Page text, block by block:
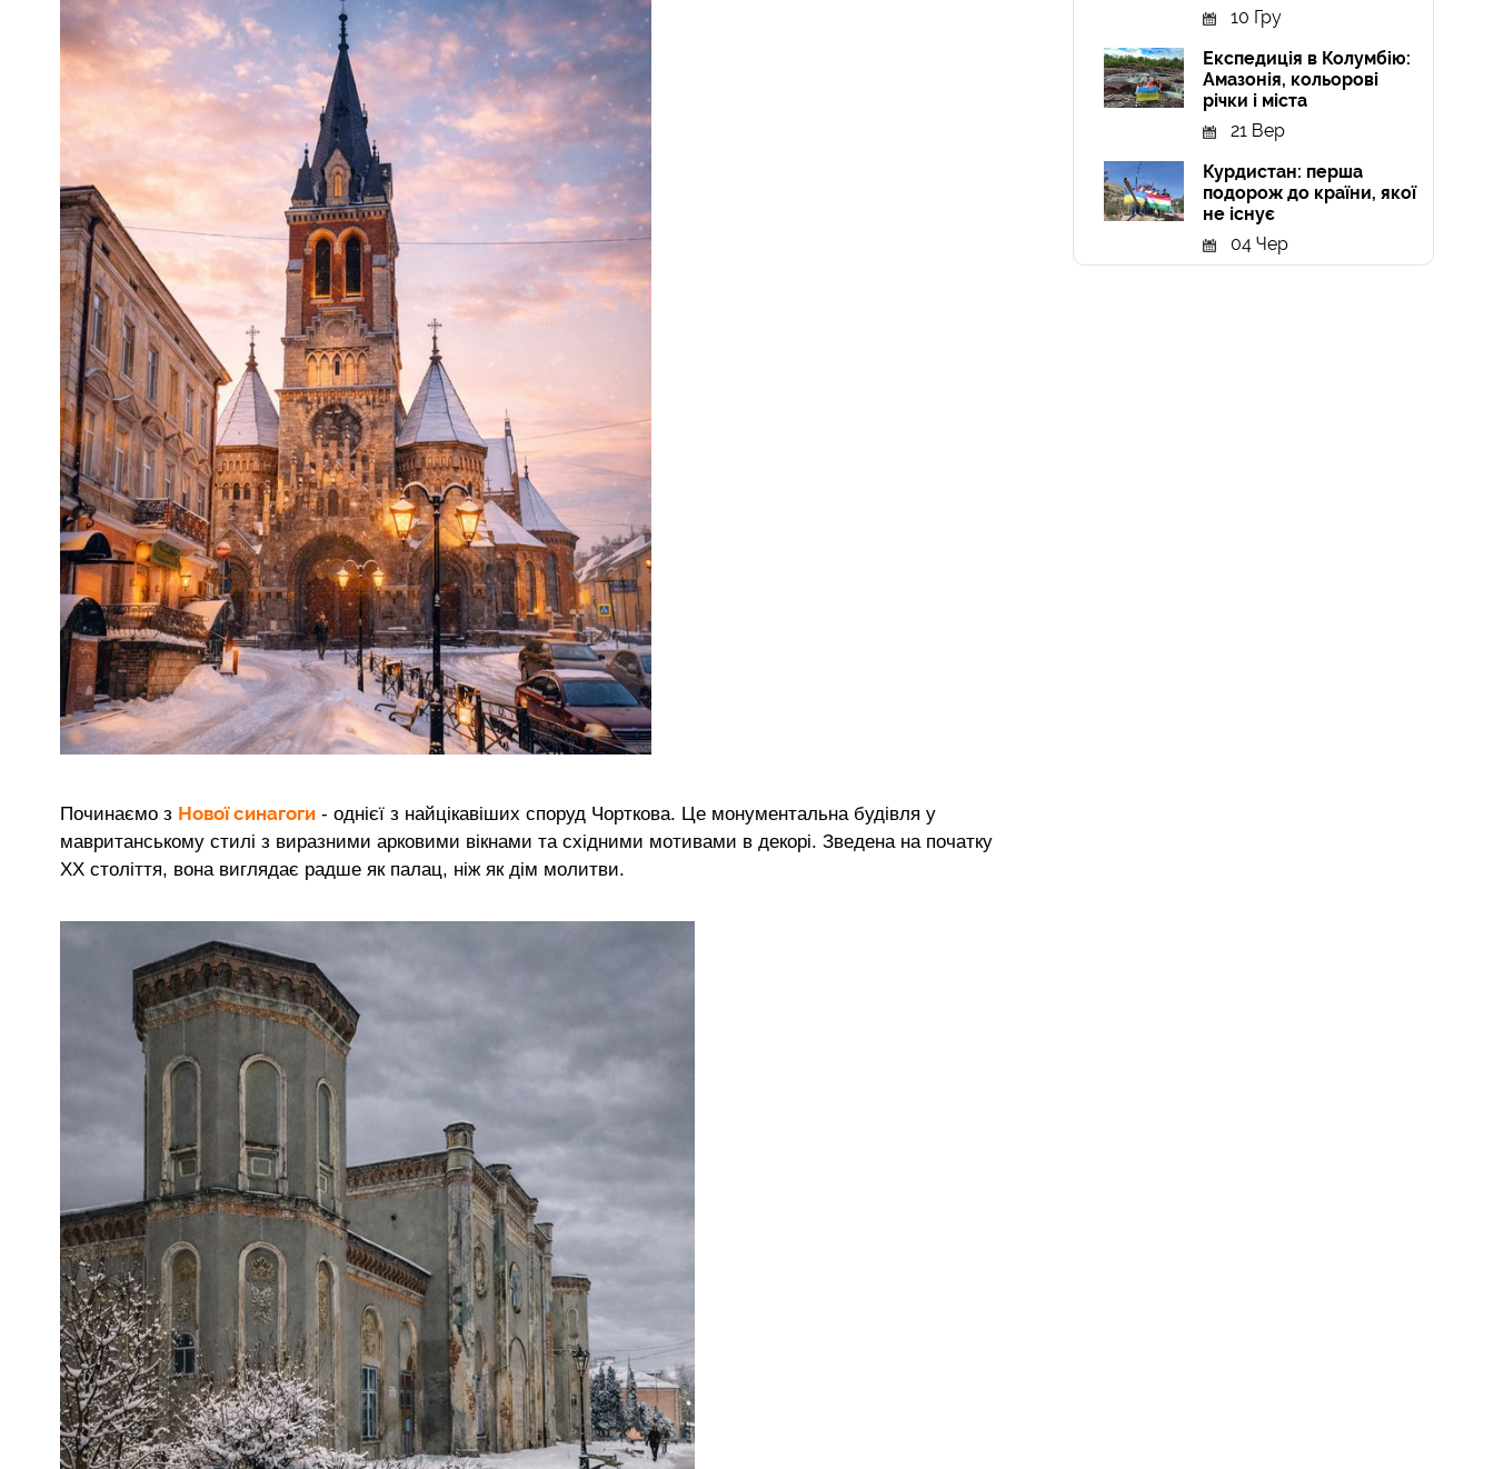
Починаємо з Нової синагоги - однієї з найцікавіших споруд Чорткова. Це монументальна будівля у
мавританському стилі з виразними арковими вікнами та східними мотивами в декорі. Зведена на початку
ХХ століття, вона виглядає радше як палац, ніж як дім молитви.
10 Гру
Експедиція в Колумбію:
Амазонія, кольорові
річки і міста
21 Вер
Курдистан: перша
подорож до країни, якої
не існує
04 Чер